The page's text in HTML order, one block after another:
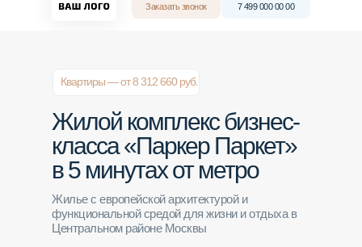
Заказать звонок 7 499 000 00 00
Жилой комплекс бизнес‐
класса «Паркер Паркет»
в 5 минутах от метро
Жилье с европейской архитектурой и
функциональной средой для жизни и отдыха в
Центральном районе Москвы
Квартиры — от 8 312 660 руб.